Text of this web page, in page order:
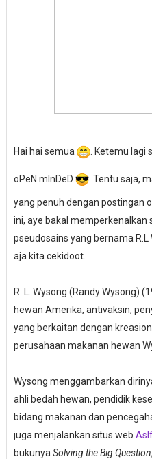
Hai hai semua . Ketemu lagi
oPeN mInDeD . Tentu saja,
yang penuh dengan postingan
ini, aye bakal memperkenalkan
pseudosains yang bernama R.L
aja kita cekidoot.
R. L. Wysong (Randy Wysong)
hewan Amerika, antivaksin,
yang berkaitan dengan
perusahaan makanan hewan
Wysong menggambarkan
ahli bedah hewan, pendidik
bidang makanan dan
juga menjalankan situs web
bukunya Solving the Big Question